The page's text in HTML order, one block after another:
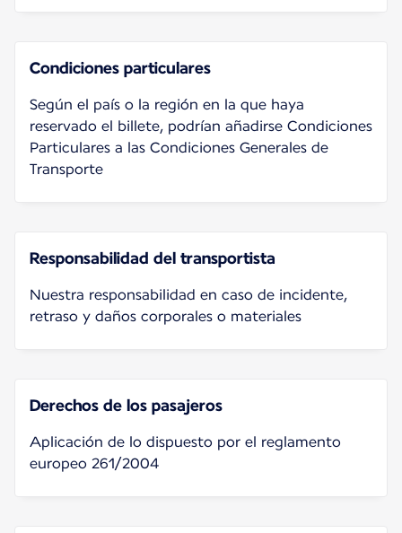
Condiciones particulares
Según el país o la región en la que haya
reservado el billete, podrían añadirse Condiciones
Particulares a las Condiciones Generales de
Transporte
Responsabilidad del transportista
Nuestra responsabilidad en caso de incidente,
retraso y daños corporales o materiales
Derechos de los pasajeros
Aplicación de lo dispuesto por el reglamento
europeo 261/2004